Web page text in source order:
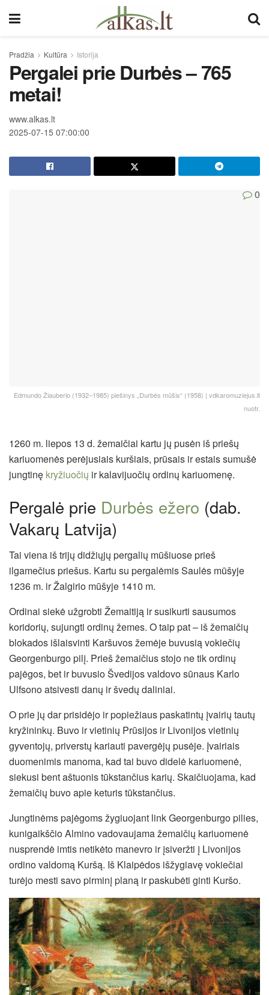
Pradžia Kultūra Istorija
Pergalei prie Durbės – 765
metai!
www.alkas.lt
2025-07-15 07:00:00
0
Edmundo Žiauberio (1932–1985) piešinys „Durbės mūšis“ (1958) | vdkaromuziejus.lt
nuotr.
1260 m. liepos 13 d. žemaičiai kartu jų pusėn iš priešų
kariuomenės perėjusiais kuršiais, prūsais ir estais sumušė
jungtinę kryžiuočių ir kalavijuočių ordinų kariuomenę.
Pergalė prie Durbės ežero (dab.
Vakarų Latvija)
Tai viena iš trijų didžiųjų pergalių mūšiuose prieš
ilgamečius priešus. Kartu su pergalėmis Saulės mūšyje
1236 m. ir Žalgirio mūšyje 1410 m.
Ordinai siekė užgrobti Žemaitiją ir susikurti sausumos
koridorių, sujungti ordinų žemes. O taip pat – iš žemaičių
blokados išlaisvinti Karšuvos žemėje buvusią vokiečių
Georgenburgo pilį. Prieš žemaičius stojo ne tik ordinų
pajėgos, bet ir buvusio Švedijos valdovo sūnaus Karlo
Ulfsono atsivesti danų ir švedų daliniai.
O prie jų dar prisidėjo ir popiežiaus paskatintų įvairių tautų
kryžininkų. Buvo ir vietinių Prūsijos ir Livonijos vietinių
gyventojų, priverstų kariauti pavergėjų pusėje. Įvairiais
duomenimis manoma, kad tai buvo didelė kariuomenė,
siekusi bent aštuonis tūkstančius karių. Skaičiuojama, kad
žemaičių buvo apie keturis tūkstančius.
Jungtinėms pajėgoms žygiuojant link Georgenburgo pilies,
kunigaikščio Almino vadovaujama žemaičių kariuomenė
nusprendė imtis netikėto manevro ir įsiveržti į Livonijos
ordino valdomą Kuršą. Iš Klaipėdos išžygiavę vokiečiai
turėjo mesti savo pirminį planą ir paskubėti ginti Kuršo.